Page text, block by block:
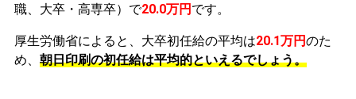
職、大卒・高専卒）で20.0万円 です。
厚生労働省によると、大卒初任給の平均は20.1万円のた
め、 朝日印刷の初任給は平均的といえるでしょう。